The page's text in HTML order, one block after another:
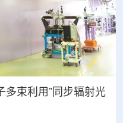
多束利用”同步辐射光